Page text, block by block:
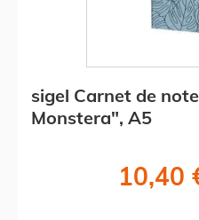
sigel Carnet de
Monstera", A5
10,40